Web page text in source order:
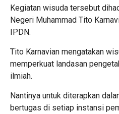
Kegiatan wisuda tersebut
Negeri Muhammad Tito
IPDN.
Tito Karnavian mengatakan
memperkuat landasan
ilmiah.
Nantinya untuk diterapkan
bertugas di setiap instansi